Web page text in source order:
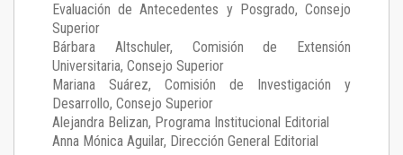
Evaluación de Antecedentes y Posgrado, Consejo
Superior
Bárbara Altschuler, Comisión de Extensión
Universitaria, Consejo Superior
Mariana Suárez, Comisión de Investigación y
Desarrollo, Consejo Superior
Alejandra Belizan, Programa Institucional Editorial
Anna Mónica Aguilar, Dirección General Editorial